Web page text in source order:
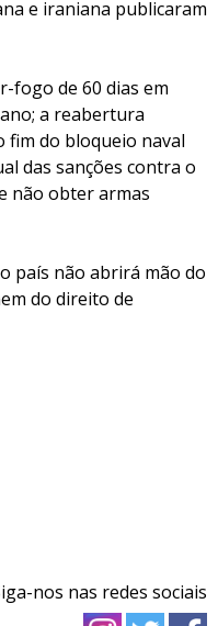
e iraniana publicaram
fogo de 60 dias em
a reabertura
fim do bloqueio naval
das sanções contra o
não obter armas
país não abrirá mão do
do direito de
nos nas redes sociais